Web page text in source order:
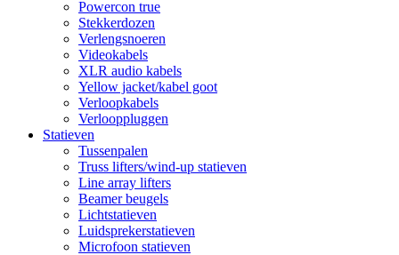
Powercon true
Stekkerdozen
Verlengsnoeren
Videokabels
XLR audio kabels
Yellow jacket/kabel goot
Verloopkabels
Verlooppluggen
Statieven
Tussenpalen
Truss lifters/wind-up statieven
Line array lifters
Beamer beugels
Lichtstatieven
Luidsprekerstatieven
Microfoon statieven